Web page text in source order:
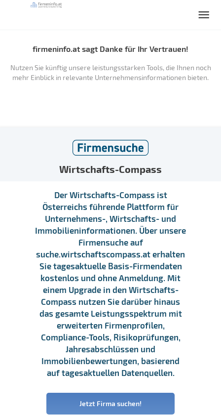
firmeninfo.at sagt Danke für Ihr Vertrauen!
Nutzen Sie künftig unsere leistungsstarken Tools, die Ihnen noch
mehr Einblick in relevante Unternehmensinformationen bieten.
Wirtschafts-Compass
Der Wirtschafts-Compass ist
Österreichs führende Plattform für
Unternehmens-, Wirtschafts- und
Immobilieninformationen. Über unsere
Firmensuche auf
suche.wirtschaftscompass.at erhalten
Sie tagesaktuelle Basis-Firmendaten
kostenlos und ohne Anmeldung. Mit
einem Upgrade in den Wirtschafts-
Compass nutzen Sie darüber hinaus
das gesamte Leistungsspektrum mit
erweiterten Firmenprofilen,
Compliance-Tools, Risikoprüfungen,
Jahresabschlüssen und
Immobilienbewertungen, basierend
auf tagesaktuellen Datenquellen.
Jetzt Firma suchen!